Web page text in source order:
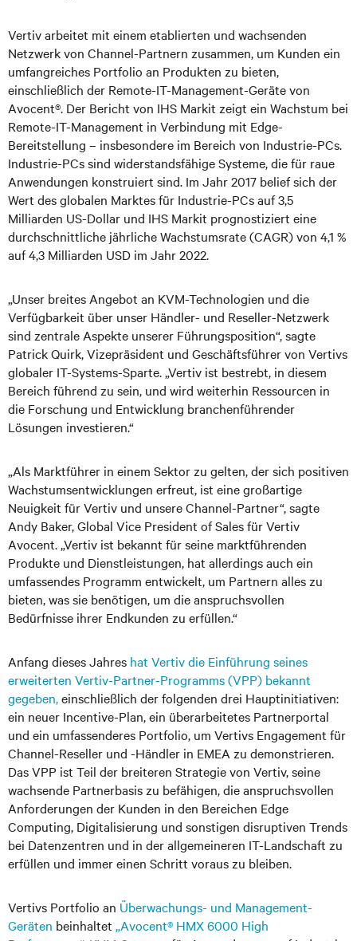
Vertiv arbeitet mit einem etablierten und wachsenden
Netzwerk von Channel-Partnern zusammen, um Kunden ein
umfangreiches Portfolio an Produkten zu bieten,
einschließlich der Remote-IT-Management-Geräte von
Avocent®. Der Bericht von IHS Markit zeigt ein Wachstum bei
Remote-IT-Management in Verbindung mit Edge-
Bereitstellung – insbesondere im Bereich von Industrie-PCs.
Industrie-PCs sind widerstandsfähige Systeme, die für raue
Anwendungen konstruiert sind. Im Jahr 2017 belief sich der
Wert des globalen Marktes für Industrie-PCs auf 3,5
Milliarden US-Dollar und IHS Markit prognostiziert eine
durchschnittliche jährliche Wachstumsrate (CAGR) von 4,1 %
auf 4,3 Milliarden USD im Jahr 2022.
„Unser breites Angebot an KVM-Technologien und die
Verfügbarkeit über unser Händler- und Reseller-Netzwerk
sind zentrale Aspekte unserer Führungsposition“, sagte
Patrick Quirk, Vizepräsident und Geschäftsführer von Vertivs
globaler IT-Systems-Sparte. „Vertiv ist bestrebt, in diesem
Bereich führend zu sein, und wird weiterhin Ressourcen in
die Forschung und Entwicklung branchenführender
Lösungen investieren.“
„Als Marktführer in einem Sektor zu gelten, der sich positiven
Wachstumsentwicklungen erfreut, ist eine großartige
Neuigkeit für Vertiv und unsere Channel-Partner“, sagte
Andy Baker, Global Vice President of Sales für Vertiv
Avocent. „Vertiv ist bekannt für seine marktführenden
Produkte und Dienstleistungen, hat allerdings auch ein
umfassendes Programm entwickelt, um Partnern alles zu
bieten, was sie benötigen, um die anspruchsvollen
Bedürfnisse ihrer Endkunden zu erfüllen.“
Anfang dieses Jahres hat Vertiv die Einführung seines
erweiterten Vertiv-Partner-Programms (VPP) bekannt
gegeben,einschließlich der folgenden drei Hauptinitiativen:
ein neuer Incentive-Plan, ein überarbeitetes Partnerportal
und ein umfassenderes Portfolio, um Vertivs Engagement für
Channel-Reseller und -Händler in EMEA zu demonstrieren.
Das VPP ist Teil der breiteren Strategie von Vertiv, seine
wachsende Partnerbasis zu befähigen, die anspruchsvollen
Anforderungen der Kunden in den Bereichen Edge
Computing, Digitalisierung und sonstigen disruptiven Trends
bei Datenzentren und in der allgemeineren IT-Landschaft zu
erfüllen und immer einen Schritt voraus zu bleiben.
Vertivs Portfolio an Überwachungs- und Management-
Geräten beinhaltet „Avocent® HMX 6000 High